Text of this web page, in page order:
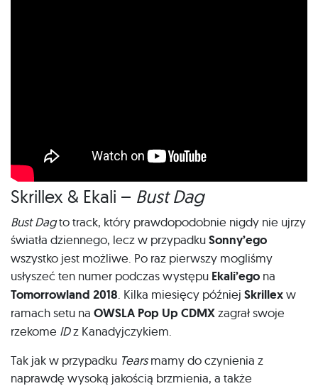
Skrillex & Ekali – Bust Dag
Bust Dagto track, który prawdopodobnie nigdy nie ujrzy
światła dziennego, lecz w przypadkuSonny’ego
wszystko jest możliwe. Po raz pierwszy mogliśmy
usłyszeć ten numer podczas występu Ekali’ego na
Tomorrowland 2018 . Kilka miesięcy później Skrillexw
ramach setu na OWSLA Pop Up CDMXzagrał swoje
rzekome IDz Kanadyjczykiem.
Tak jak w przypadku Tearsmamy do czynienia z
naprawdę wysoką jakością brzmienia, a także